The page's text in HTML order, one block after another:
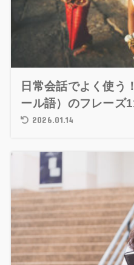
日常会話でよく使う
ール語）のフレーズ
2026.01.14